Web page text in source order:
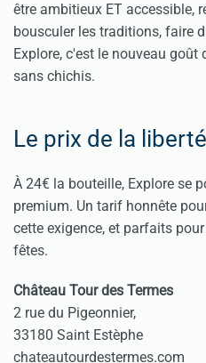
être ambitieux ET accessible,
bousculer les traditions, faire
Explore, c'est le nouveau goût
sans chichis.
Le prix de la liberté
À 24€ la bouteille, Explore se
premium. Un tarif honnête
cette exigence, et parfaits
fêtes.
Château Tour des Termes
2 rue du Pigeonnier,
33180 Saint Estèphe
chateautourdestermes.com